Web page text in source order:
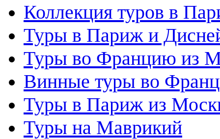
Коллекция туров в
Туры в Париж и
Туры во Францию из
Винные туры во
Туры в Париж из
Туры на Маврикий